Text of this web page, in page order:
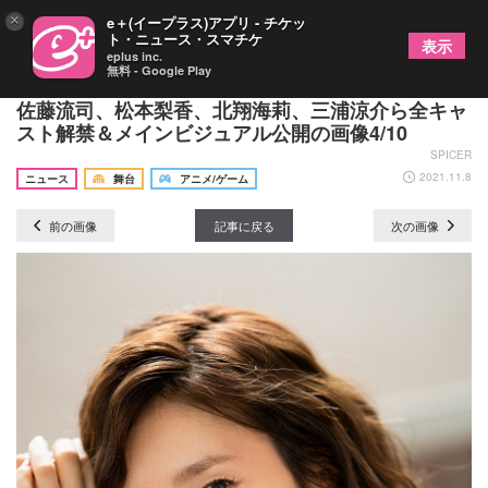
中川晃教出演の『銀河鉄道999 THE MUSICAL』
佐藤流司、松本梨香、北翔海莉、三浦涼介ら全キャ
スト解禁＆メインビジュアル公開の画像4/10
SPICER
ニュース
舞台 アニメ/ゲーム 2021.11.8
前の画像 記事に戻る 次の画像
× e＋(イープラス)アプリ - チケッ
ト・ニュース・スマチケ
eplus inc.
無料 - Google Play
表示